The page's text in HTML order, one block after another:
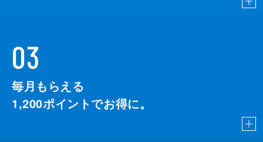
03
毎月もらえる
1,200ポイントでお得に。